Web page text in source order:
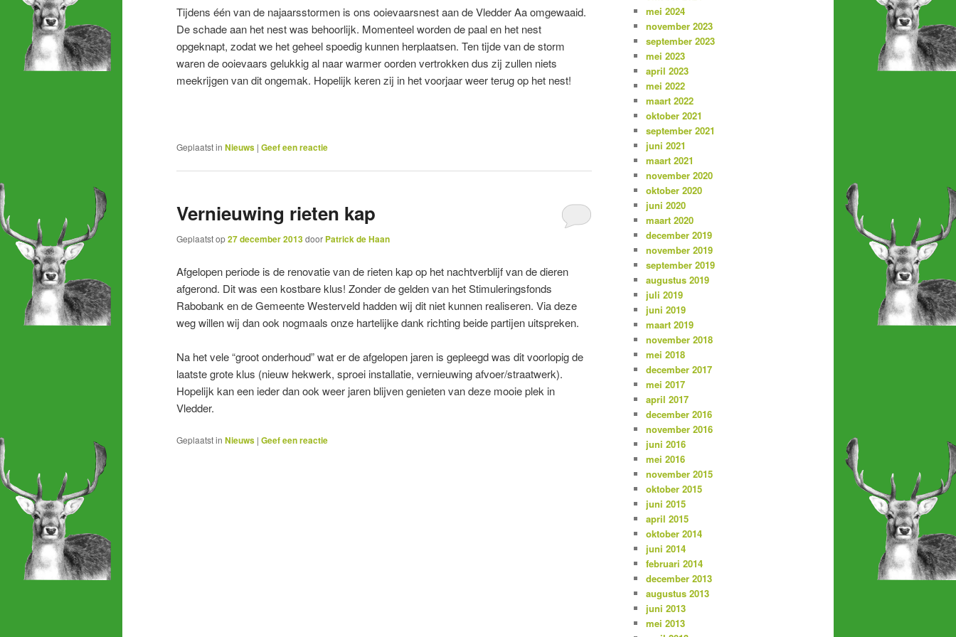
Tijdens één van de najaarsstormen is ons ooievaarsnest aan de Vledder Aa omgewaaid.
De schade aan het nest was behoorlijk. Momenteel worden de paal en het nest
opgeknapt, zodat we het geheel spoedig kunnen herplaatsen. Ten tijde van de storm
waren de ooievaars gelukkig al naar warmer oorden vertrokken dus zij zullen niets
meekrijgen van dit ongemak. Hopelijk keren zij in het voorjaar weer terug op het nest!
Geplaatst in Nieuws | Geef een reactie
Vernieuwing rieten kap
Geplaatst op27 december 2013door Patrick de Haan
Afgelopen periode is de renovatie van de rieten kap op het nachtverblijf van de dieren
afgerond. Dit was een kostbare klus! Zonder de gelden van het Stimuleringsfonds
Rabobank en de Gemeente Westerveld hadden wij dit niet kunnen realiseren. Via deze
weg willen wij dan ook nogmaals onze hartelijke dank richting beide partijen uitspreken.
Na het vele “groot onderhoud” wat er de afgelopen jaren is gepleegd was dit voorlopig de
laatste grote klus (nieuw hekwerk, sproei installatie, vernieuwing afvoer/straatwerk).
Hopelijk kan een ieder dan ook weer jaren blijven genieten van deze mooie plek in
Vledder.
Geplaatst in Nieuws | Geef een reactie
mei 2024
november 2023
september 2023
mei 2023
april 2023
mei 2022
maart 2022
oktober 2021
september 2021
juni 2021
maart 2021
november 2020
oktober 2020
juni 2020
maart 2020
december 2019
november 2019
september 2019
augustus 2019
juli 2019
juni 2019
maart 2019
november 2018
mei 2018
december 2017
mei 2017
april 2017
december 2016
november 2016
juni 2016
mei 2016
november 2015
oktober 2015
juni 2015
april 2015
oktober 2014
juni 2014
februari 2014
december 2013
augustus 2013
juni 2013
mei 2013